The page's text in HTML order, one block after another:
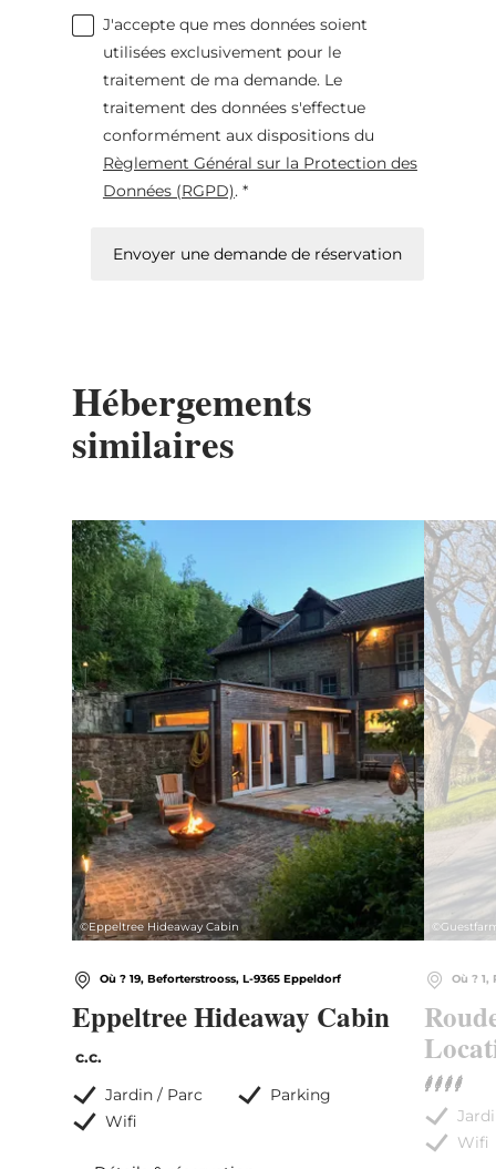
J'accepte que mes données soient
utilisées exclusivement pour le
traitement de ma demande. Le
traitement des données s'effectue
conformément aux dispositions du
Règlement Général sur la Protection des
Données (RGPD). *
Envoyer une demande de réservation
Hébergements
similaires
©Eppeltree Hideaway Cabin
Où ? 19, Beforterstrooss, L-9365 Eppeldorf
Eppeltree Hideaway Cabin
c.c.
Jardin / Parc
Parking
Wifi
Détails & réservation
©
Où ? 1,
Wifi